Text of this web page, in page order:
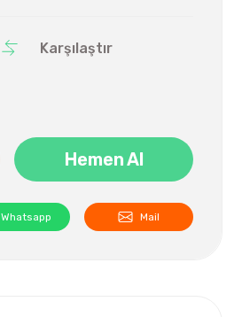
Karşılaştır
Hemen Al
Whatsapp Mail